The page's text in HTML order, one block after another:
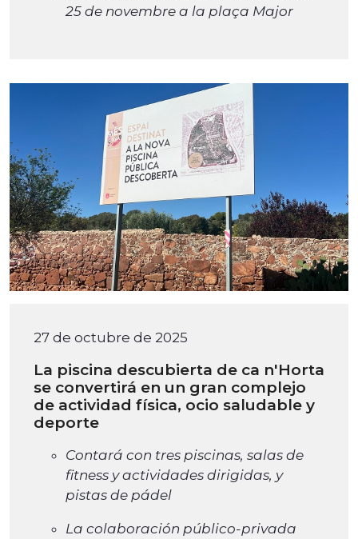
25 de novembre a la plaça Major
27 de octubre de 2025
La piscina descubierta de ca n'Horta
se convertirá en un gran complejo
de actividad física, ocio saludable y
deporte
Contará con tres piscinas, salas de
fitness y actividades dirigidas, y
pistas de pádel
La colaboración público-privada